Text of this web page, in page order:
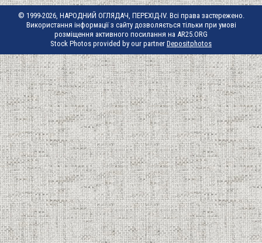
© 1999-2026, НАРОДНИЙ ОГЛЯДАЧ, ПЕРЕХІД-IV. Всі права застережено.
Використання інформації з сайту дозволяється тільки при умові
розміщення активного посилання на AR25.ORG
Stock Photos provided by our partner Depositphotos